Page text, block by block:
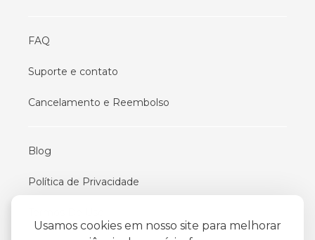
Usamos cookies em nosso site para melhorar
FAQ
Suporte e contato
Cancelamento e Reembolso
Blog
Política de Privacidade